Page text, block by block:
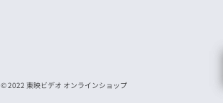
© 2022 東映ビデオ オンラインショップ